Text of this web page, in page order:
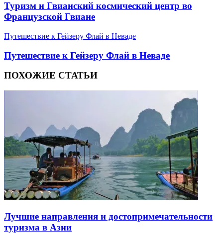
Туризм и Гвианский космический центр во
Французской Гвиане
Путешествие к Гейзеру Флай в Неваде
Путешествие к Гейзеру Флай в Неваде
ПОХОЖИЕ СТАТЬИ
Лучшие направления и достопримечательности
туризма в Азии